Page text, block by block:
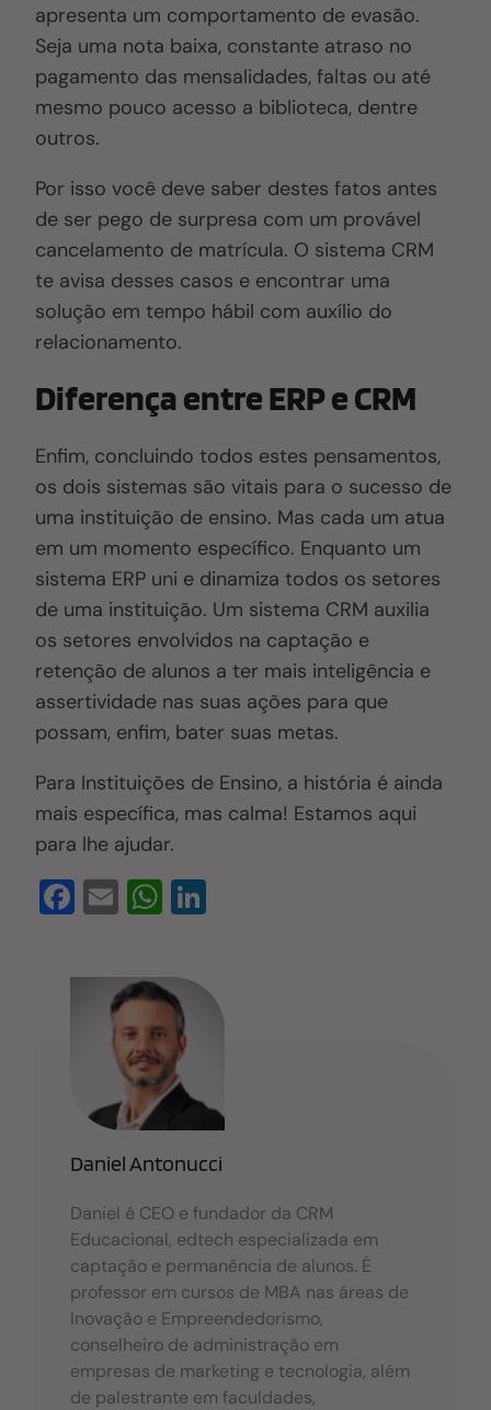
apresenta um comportamento de evasão.
Seja uma nota baixa, constante atraso no
pagamento das mensalidades, faltas ou até
mesmo pouco acesso a biblioteca, dentre
outros.
Por isso você deve saber destes fatos antes
de ser pego de surpresa com um provável
cancelamento de matrícula. O sistema CRM
te avisa desses casos e encontrar uma
solução em tempo hábil com auxílio do
relacionamento.
Diferença entre ERP e CRM
Enfim, concluindo todos estes pensamentos,
os dois sistemas são vitais para o sucesso de
uma instituição de ensino. Mas cada um atua
em um momento específico. Enquanto um
sistema ERP uni e dinamiza todos os setores
de uma instituição. Um sistema CRM auxilia
os setores envolvidos na captação e
retenção de alunos a ter mais inteligência e
assertividade nas suas ações para que
possam, enfim, bater suas metas.
Para Instituições de Ensino, a história é ainda
mais específica, mas calma! Estamos aqui
para lhe ajudar.
F
c
o
E
ail
W
at
s
A
p
p
e
Daniel Antonucci
Daniel é CEO e fundador da CRM
Educacional, edtech especializada em
captação e permanência de alunos. É
professor em cursos de MBA nas áreas de
Inovação e Empreendedorismo,
conselheiro de administração em
empresas de marketing e tecnologia, além
de palestrante em faculdades,